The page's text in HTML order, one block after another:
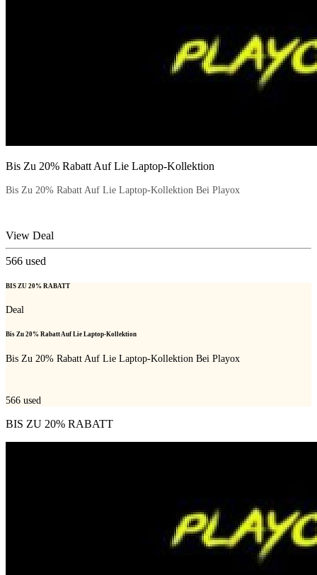
Bis Zu 20% Rabatt Auf Lie Laptop-Kollektion
Bis Zu 20% Rabatt Auf Lie Laptop-Kollektion Bei Playox
View Deal
566 used
BIS ZU 20% RABATT
Deal
Bis Zu 20% Rabatt Auf Lie Laptop-Kollektion
Bis Zu 20% Rabatt Auf Lie Laptop-Kollektion Bei Playox
566 used
BIS ZU 20% RABATT